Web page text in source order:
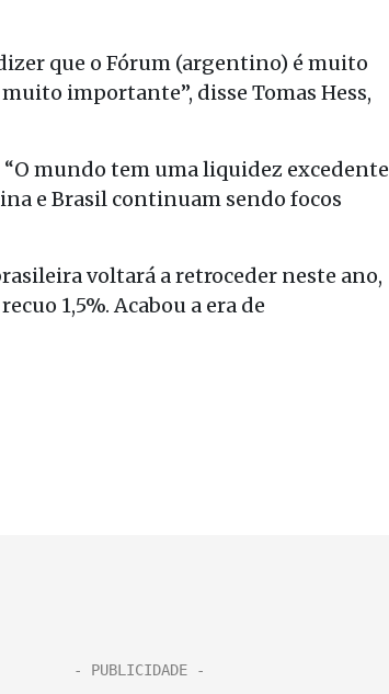
que o Fórum (argentino) é muito
importante”, disse Tomas Hess,
mundo tem uma liquidez excedente
e Brasil continuam sendo focos
voltará a retroceder neste ano,
1,5%. Acabou a era de